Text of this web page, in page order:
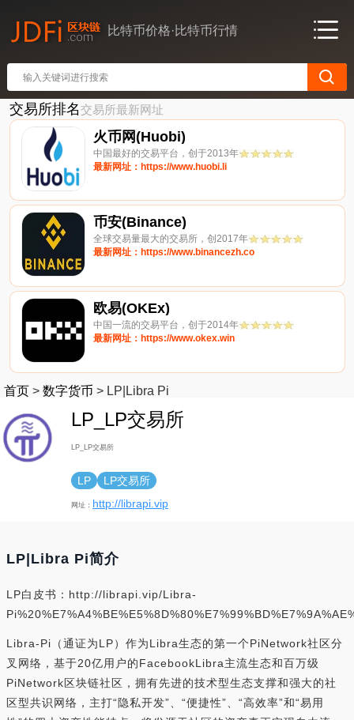
比特币价格·比特币行情
交易所排名交易所最新网址
火币网(Huobi)
中国最好的交易平台，创于2013年
最新网址：https://www.huobi.li
币安(Binance)
全球交易量最大的交易所，创2017年
最新网址：https://www.binancezh.co
欧易(OKEx)
中国一流的交易平台，创于2014年
最新网址：https://www.okex.win
首页 > 数字货币 > LP|Libra Pi
LP_LP交易所
LP_LP交易所
LP LP交易所
网址： http://librapi.vip
LP|Libra Pi简介
LP白皮书：http://librapi.vip/Libra-
Libra-Pi（通证为LP）作为Libra生态的第一个PiNetwork社区分
叉网络，基于20亿用户的FacebookLibra主流生态和百万级
PiNetwork区块链社区，拥有先进的技术型生态支撑和强大的社
区型共识网络，主打“隐私开发”、“便捷性”、“高效率”和“易用